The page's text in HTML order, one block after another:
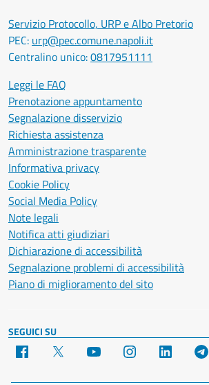
Servizio Protocollo, URP e Albo Pretorio
PEC: urp@pec.comune.napoli.it
Centralino unico:0817951111
Leggi le FAQ
Prenotazione appuntamento
Segnalazione disservizio
Richiesta assistenza
Amministrazione trasparente
Informativa privacy
Cookie Policy
Social Media Policy
Note legali
Notifica atti giudiziari
Dichiarazione di accessibilità
Segnalazione problemi di accessibilità
Piano di miglioramento del sito
SEGUICI SU
Facebook YouTube Instagram LinkedIn